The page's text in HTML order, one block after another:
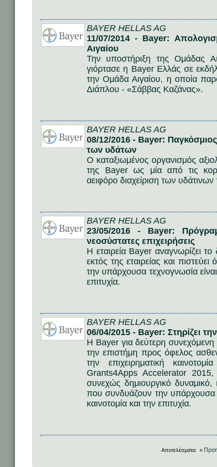
BAYER HELLAS AG
11/07/2014 - Bayer:
Αιγαίου
Την υποστήριξη της Ομάδας
γιόρτασε η Bayer Ελλάς σε
την Ομάδα Αιγαίου, η οποία
Διάπλου - «Σάββας Καζάνας».
BAYER HELLAS AG
08/12/2016 - Bayer:
των υδάτων
Ο καταξιωμένος οργανισμός
της Bayer ως μία από τις
αειφόρο διαχείριση των
BAYER HELLAS AG
23/05/2016 - Bayer:
νεοσύστατες επιχειρήσεις
Η εταιρεία Bayer αναγνωρίζει
εκτός της εταιρείας και
την υπάρχουσα τεχνογνωσία είναι
επιτυχία.
BAYER HELLAS AG
06/04/2015 - Bayer: Στηρίζει
Η Bayer για δεύτερη συνεχόμενη
την επιστήμη προς όφελος
την επιχειρηματική
Grants4Apps Accelerator 2015,
συνεχώς δημιουργικό δυναμικό,
που συνδυάζουν την υπάρχουσα
καινοτομία και την επιτυχία.
Αποτελέσματα: «